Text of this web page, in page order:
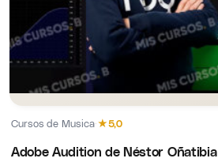
Cursos de Musica·★5,0
Adobe Audition de Néstor Oñatibia